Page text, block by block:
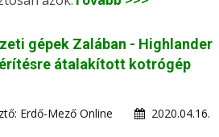
gépek Zalában - Highlander
átalakított kotrógép
Erdő-Mező Online 2020.04.16.